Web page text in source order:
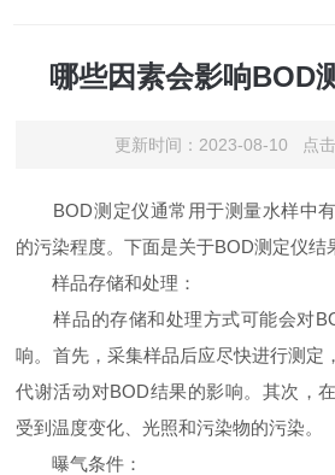
哪些因素会影响BOD
更新时间：2023-08-10 点
BOD测定仪通常用于测量水样中有
的污染程度。下面是关于BOD测定仪结
样品存储和处理：
样品的存储和处理方式可能会对
响。首先，采集样品后应尽快进行测定
代谢活动对BOD结果的影响。其次，
受到温度变化、光照和污染物的污染。
曝气条件：